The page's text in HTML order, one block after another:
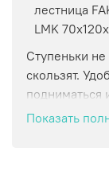
лестница
LMK
Ступеньки не
скользят.
подниматься
спускаться.
Показать